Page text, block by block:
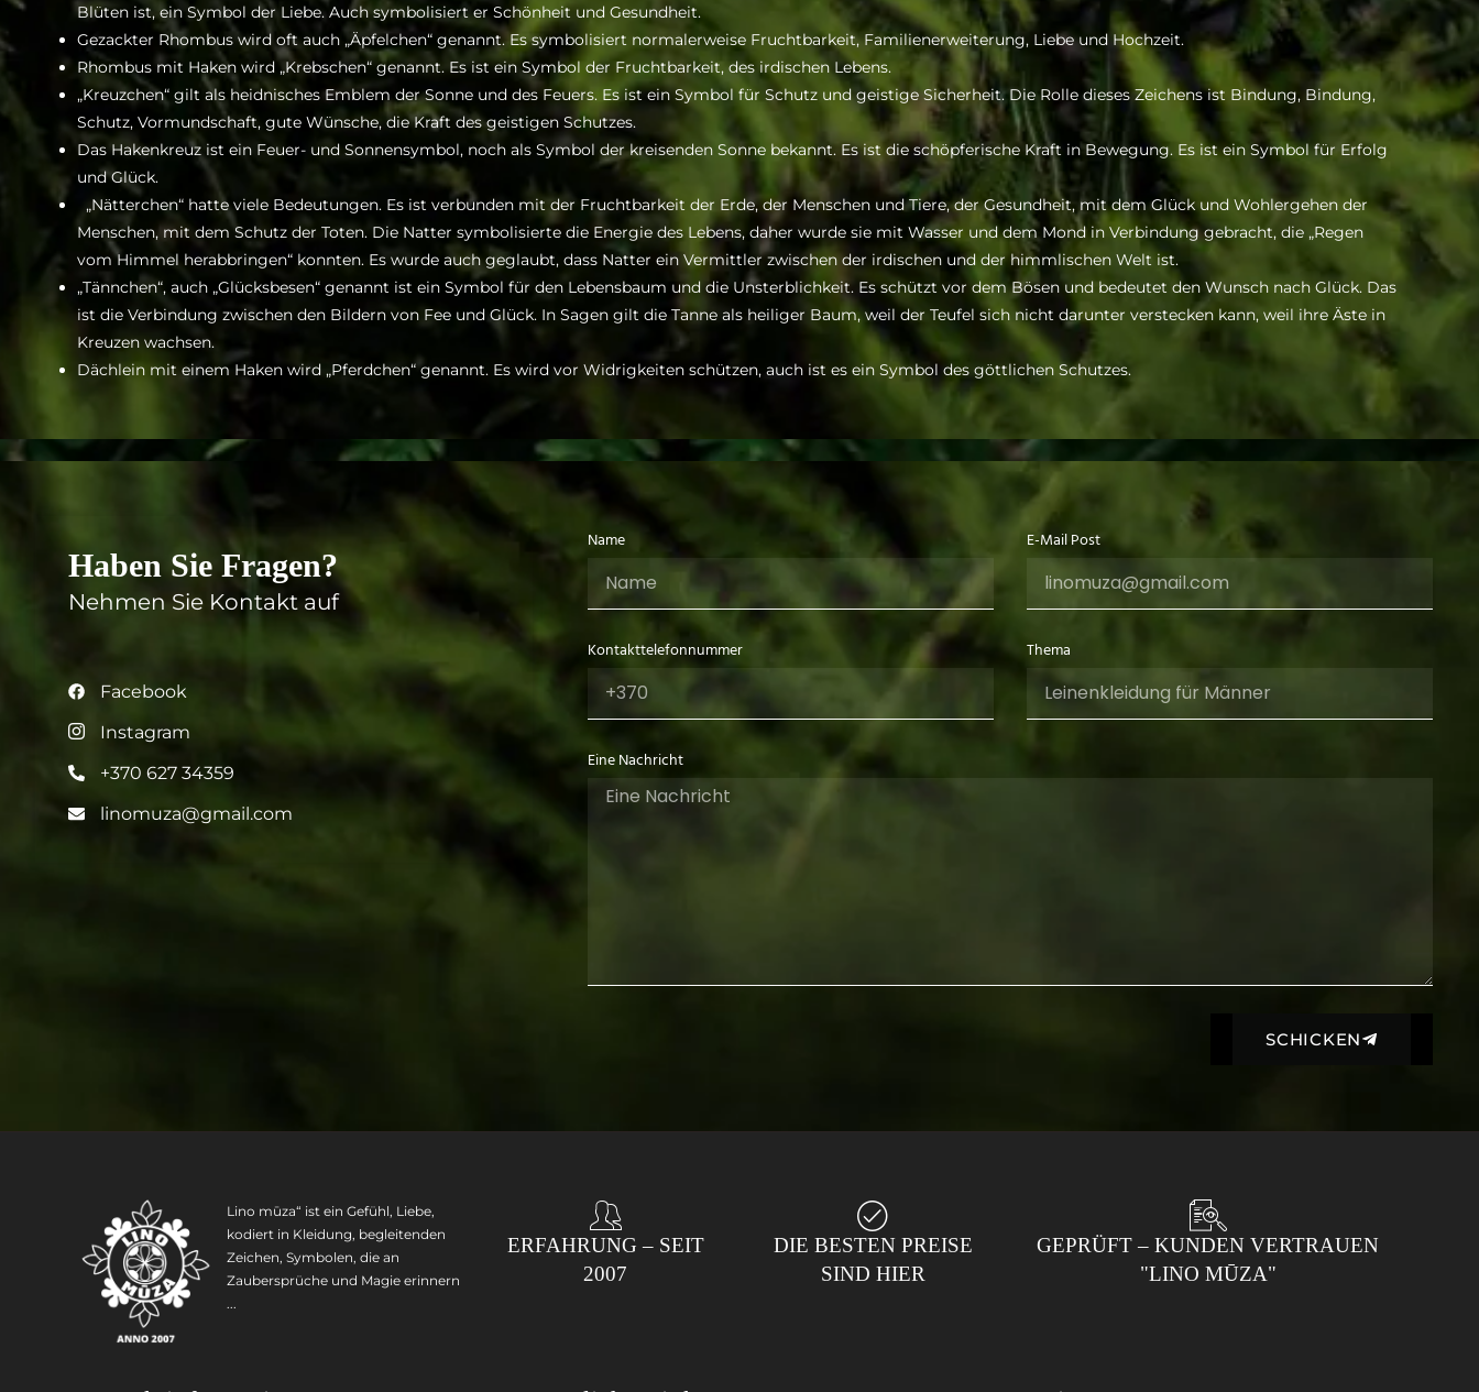
Blüten ist, ein Symbol der Liebe. Auch symbolisiert er Schönheit und Gesundheit.
Gezackter Rhombus wird oft auch „Äpfelchen“ genannt. Es symbolisiert normalerweise Fruchtbarkeit, Familienerweiterung, Liebe und Hochzeit.
Rhombus mit Haken wird „Krebschen“ genannt. Es ist ein Symbol der Fruchtbarkeit, des irdischen Lebens.
„Kreuzchen“ gilt als heidnisches Emblem der Sonne und des Feuers. Es ist ein Symbol für Schutz und geistige Sicherheit. Die Rolle dieses Zeichens ist Bindung, Bindung,
Schutz, Vormundschaft, gute Wünsche, die Kraft des geistigen Schutzes.
Das Hakenkreuz ist ein Feuer- und Sonnensymbol, noch als Symbol der kreisenden Sonne bekannt. Es ist die schöpferische Kraft in Bewegung. Es ist ein Symbol für Erfolg
und Glück.
„Nätterchen“ hatte viele Bedeutungen. Es ist verbunden mit der Fruchtbarkeit der Erde, der Menschen und Tiere, der Gesundheit, mit dem Glück und Wohlergehen der
Menschen, mit dem Schutz der Toten. Die Natter symbolisierte die Energie des Lebens, daher wurde sie mit Wasser und dem Mond in Verbindung gebracht, die „Regen
vom Himmel herabbringen“ konnten. Es wurde auch geglaubt, dass Natter ein Vermittler zwischen der irdischen und der himmlischen Welt ist.
„Tännchen“, auch „Glücksbesen“ genannt ist ein Symbol für den Lebensbaum und die Unsterblichkeit. Es schützt vor dem Bösen und bedeutet den Wunsch nach Glück. Das
ist die Verbindung zwischen den Bildern von Fee und Glück. In Sagen gilt die Tanne als heiliger Baum, weil der Teufel sich nicht darunter verstecken kann, weil ihre Äste in
Kreuzen wachsen.
Dächlein mit einem Haken wird „Pferdchen“ genannt. Es wird vor Widrigkeiten schützen, auch ist es ein Symbol des göttlichen Schutzes.
Haben Sie Fragen?
Nehmen Sie Kontakt auf
Facebook
Instagram
+370 627 34359
linomuza@gmail.com
Name E-Mail Post
Kontakttelefonnummer Thema
Eine Nachricht
SCHICKEN
Lino mūza“ ist ein Gefühl, Liebe,
kodiert in Kleidung, begleitenden
Zeichen, Symbolen, die an
Zaubersprüche und Magie erinnern
...
ERFAHRUNG – SEIT
2007
DIE BESTEN PREISE
SIND HIER
GEPRÜFT – KUNDEN VERTRAUEN
"LINO MŪZA"